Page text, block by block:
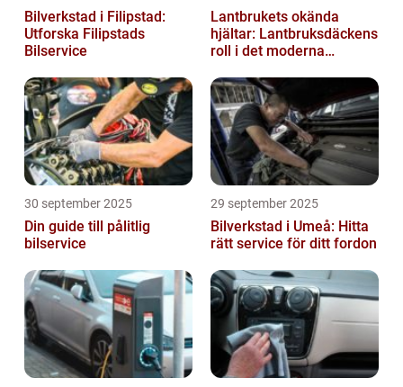
Bilverkstad i Filipstad:
Utforska Filipstads
Bilservice
Lantbrukets okända
hjältar: Lantbruksdäckens
roll i det moderna
30 september 2025
Din guide till pålitlig
bilservice
29 september 2025
Bilverkstad i Umeå: Hitta
rätt service för ditt fordon